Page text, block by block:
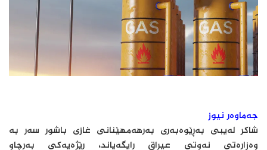
جەماوەر نیوز
شاكر لەیبی بەڕێوەبەری بەرهەمهێنانی غازی باشور سەر بە
وەزارەتی نەوتی عیراق رایگەیاند، رێژەیەكی بەرچاو